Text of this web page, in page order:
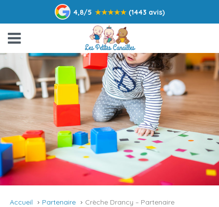
4,8/5 ★★★★★ (1443 avis)
Accueil Partenaire Crèche Drancy – Partenaire